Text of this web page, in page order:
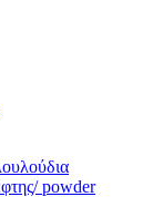
powder